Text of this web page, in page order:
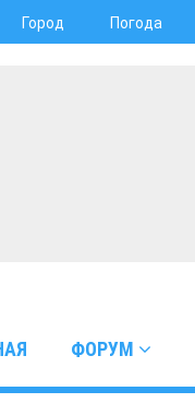
Город Погода
ФОРУМ